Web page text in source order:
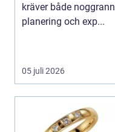
kräver både noggrann
planering och exp...
05 juli 2026